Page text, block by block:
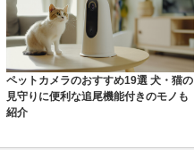
ペットカメラのおすすめ19選 犬・猫の
見守りに便利な追尾機能付きのモノも
紹介